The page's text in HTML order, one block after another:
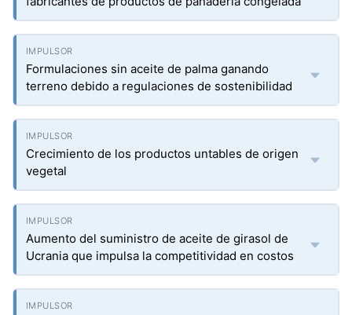
Formulaciones sin aceite de palma ganando
terreno debido a regulaciones de sostenibilidad
Crecimiento de los productos untables de origen
vegetal
Aumento del suministro de aceite de girasol de
Ucrania que impulsa la competitividad en costos